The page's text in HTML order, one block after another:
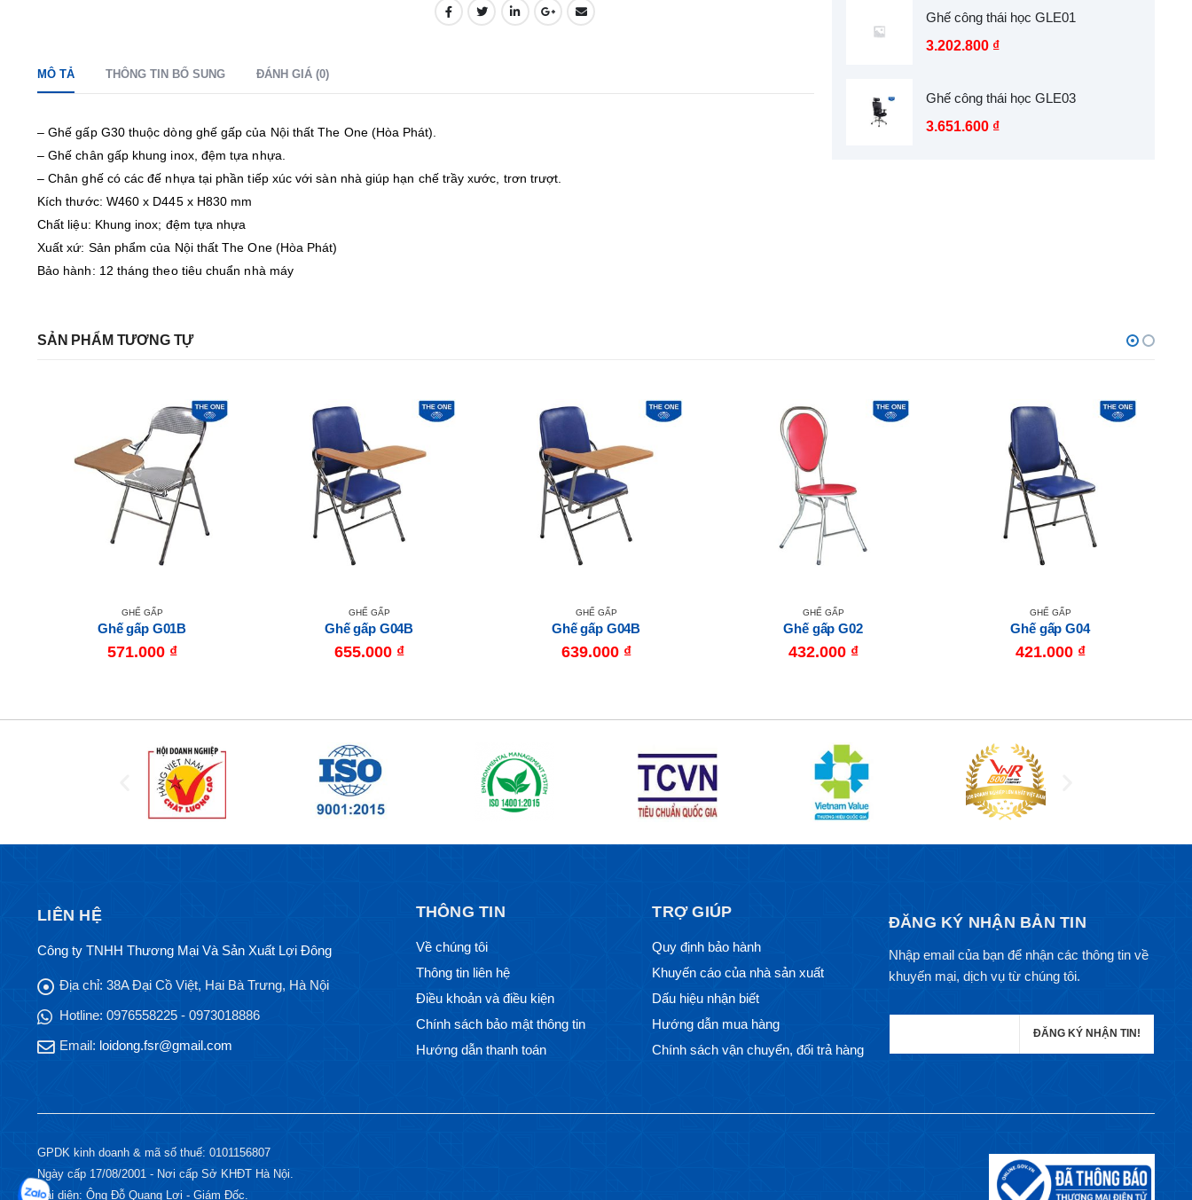
MÔ TẢ THÔNG TIN BỔ SUNG ĐÁNH GIÁ (0)
– Ghế gấp G30 thuộc dòng ghế gấp của Nội thất The One (Hòa Phát).
– Ghế chân gấp khung inox, đệm tựa nhựa.
– Chân ghế có các đế nhựa tại phần tiếp xúc với sàn nhà giúp hạn chế trầy xước, trơn trượt.
Kích thước: W460 x D445 x H830 mm
Chất liệu: Khung inox; đệm tựa nhựa
Xuất xứ: Sản phẩm của Nội thất The One (Hòa Phát)
Bảo hành: 12 tháng theo tiêu chuẩn nhà máy
Ghế công thái học GLE01
3.202.800 ₫
Ghế công thái học GLE03
3.651.600 ₫
SẢN PHẨM TƯƠNG TỰ
GHẾ GẤP
Ghế gấp G01B
571.000 ₫
GHẾ GẤP
Ghế gấp G04B
655.000 ₫
GHẾ GẤP
Ghế gấp G04B
639.000 ₫
GHẾ GẤP
Ghế gấp G02
432.000 ₫
GHẾ GẤP
Ghế gấp G04
421.000 ₫
LIÊN HỆ
Công ty TNHH Thương Mại Và Sản Xuất Lợi Đông
Địa chỉ: 38A Đại Cồ Việt, Hai Bà Trưng, Hà Nội
Hotline: 0976558225 - 0973018886
Email: loidong.fsr@gmail.com
THÔNG TIN
Về chúng tôi
Thông tin liên hệ
Điều khoản và điều kiện
Chính sách bảo mật thông tin
Hướng dẫn thanh toán
TRỢ GIÚP
Quy định bảo hành
Khuyến cáo của nhà sản xuất
Dấu hiệu nhận biết
Hướng dẫn mua hàng
Chính sách vận chuyển, đổi trả hàng
ĐĂNG KÝ NHẬN BẢN TIN
Nhập email của bạn để nhận các thông tin về
khuyến mại, dịch vụ từ chúng tôi.
GPDK kinh doanh & mã số thuế: 0101156807
Ngày cấp 17/08/2001 - Nơi cấp Sở KHĐT Hà Nội.
Đại diện: Ông Đỗ Quang Lợi - Giám Đốc.